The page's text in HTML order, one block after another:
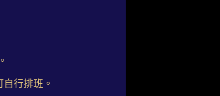
行排班。